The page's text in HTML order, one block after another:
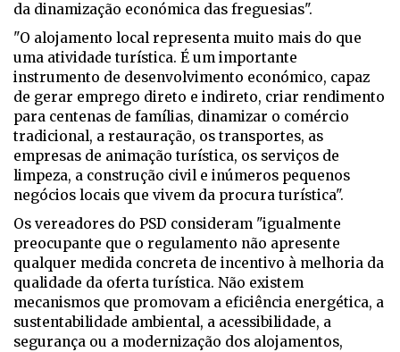
da dinamização económica das freguesias".
"O alojamento local representa muito mais do que
uma atividade turística. É um importante
instrumento de desenvolvimento económico, capaz
de gerar emprego direto e indireto, criar rendimento
para centenas de famílias, dinamizar o comércio
tradicional, a restauração, os transportes, as
empresas de animação turística, os serviços de
limpeza, a construção civil e inúmeros pequenos
negócios locais que vivem da procura turística".
Os vereadores do PSD consideram "igualmente
preocupante que o regulamento não apresente
qualquer medida concreta de incentivo à melhoria da
qualidade da oferta turística. Não existem
mecanismos que promovam a eficiência energética, a
sustentabilidade ambiental, a acessibilidade, a
segurança ou a modernização dos alojamentos,